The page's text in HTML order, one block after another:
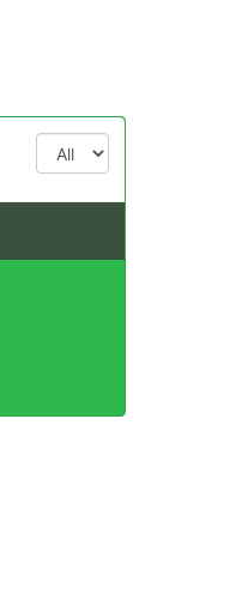
All